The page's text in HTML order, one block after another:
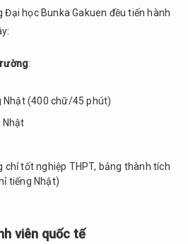
học Bunka Gakuen đều tiến hành
:
Nhật (400 chữ/45 phút)
Nhật
chỉ tốt nghiệp THPT, bảng thành tích
tiếng Nhật)
viên quốc tế